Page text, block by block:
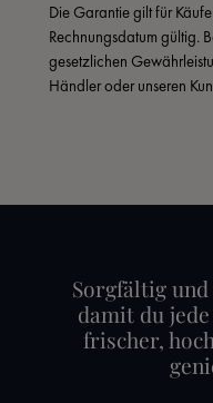
Die Garantie gilt für
Rechnungsdatum gültig.
gesetzlichen
Händler oder unseren
Sorgfältig
damit du
frischer,